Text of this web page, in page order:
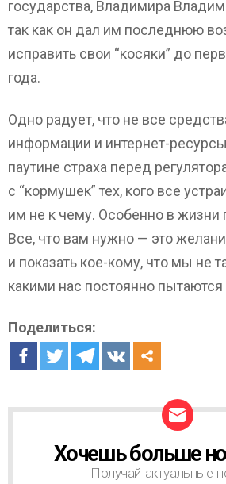
государства, Владимира
так как он дал им последнюю
исправить свои “косяки” до
года.
Одно радует, что не все
информации и интернет-ресурсы
паутине страха перед
с “кормушек” тех, кого все
им не к чему. Особенно в
Все, что вам нужно — это
и показать кое-кому, что мы не
какими нас постоянно пытаются
Поделиться:
Хочешь больше
Получай актуальные